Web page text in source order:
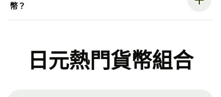
幣？
日元熱門貨幣組合